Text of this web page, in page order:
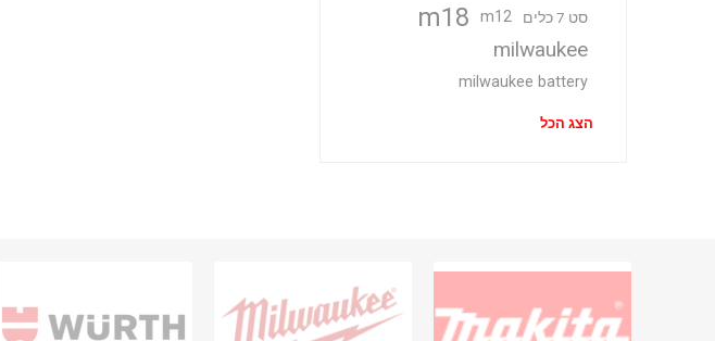
סט 7 כלים
m12
m18
milwaukee
milwaukee battery
הצג הכל